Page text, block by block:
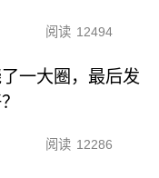
阅读 12494
一大圈，最后发
阅读 12286